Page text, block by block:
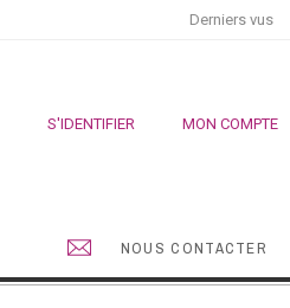
Derniers vus
S'IDENTIFIER MON COMPTE
NOUS CONTACTER